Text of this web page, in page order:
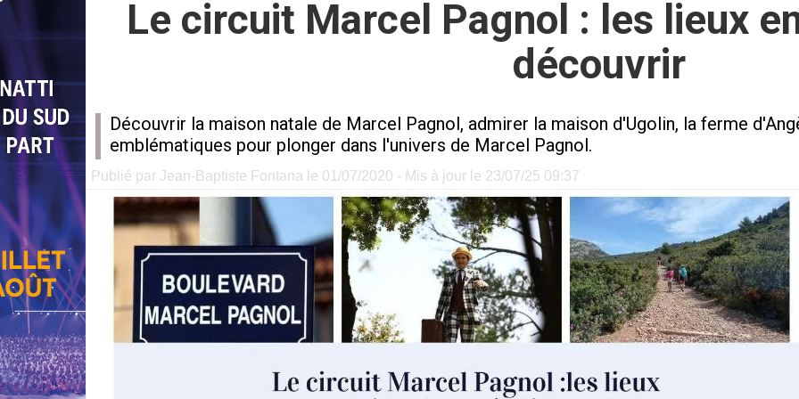
Le circuit Marcel Pagnol : les lieux
découvrir
Découvrir la maison natale de Marcel Pagnol, admirer la maison d'Ugolin, la ferme
emblématiques pour plonger dans l'univers de Marcel Pagnol.
Publié par Jean-Baptiste Fontana le 01/07/2020 - Mis à jour le 23/07/25 09:37